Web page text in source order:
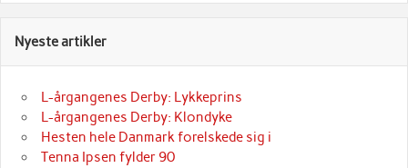
Nyeste artikler
L-årgangenes Derby: Lykkeprins
L-årgangenes Derby: Klondyke
Hesten hele Danmark forelskede sig i
Tenna Ipsen fylder 90